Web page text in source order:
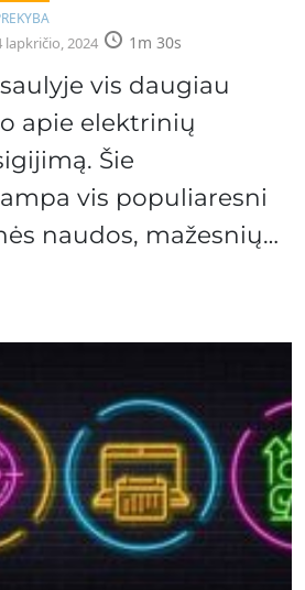
lapkričio, 2024 1m 30s
vis daugiau
apie elektrinių
Šie
vis populiaresni
naudos, mažesnių…